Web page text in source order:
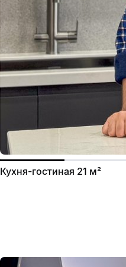
Кухня-гостиная 21 м²